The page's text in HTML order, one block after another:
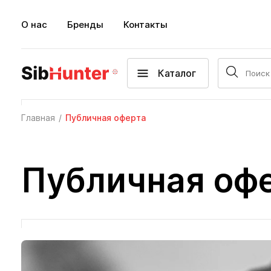
О нас Бренды Контакты
Каталог
Главная Публичная оферта
Публичная